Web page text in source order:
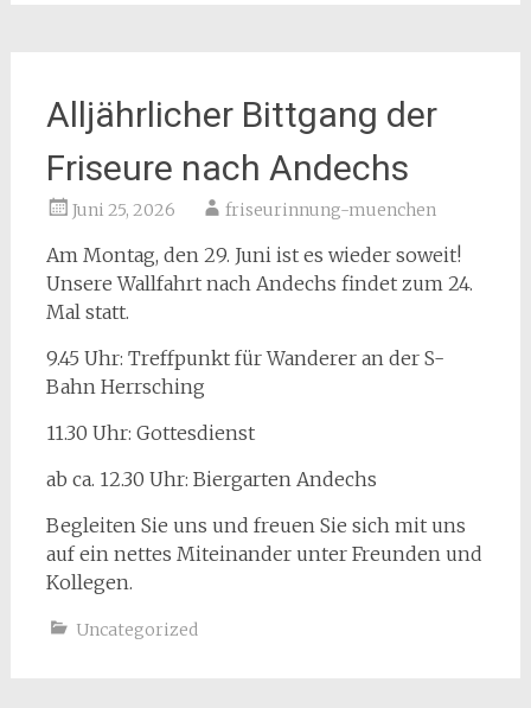
Alljährlicher Bittgang der
Friseure nach Andechs
Juni 25, 2026 friseurinnung-muenchen
Am Montag, den 29. Juni ist es wieder soweit!
Unsere Wallfahrt nach Andechs findet zum 24.
Mal statt.
9.45 Uhr: Treffpunkt für Wanderer an der S-
Bahn Herrsching
11.30 Uhr: Gottesdienst
ab ca. 12.30 Uhr: Biergarten Andechs
Begleiten Sie uns und freuen Sie sich mit uns
auf ein nettes Miteinander unter Freunden und
Kollegen.
Uncategorized